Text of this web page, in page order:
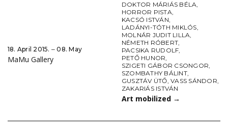
18. April 2015. ‒ 08. May
MaMu Gallery
DOKTOR MÁRIÁS BÉLA,
HORROR PISTA,
KACSÓ ISTVÁN,
LADÁNYI-TÓTH MIKLÓS,
MOLNÁR JUDIT LILLA,
NÉMETH RÓBERT,
PACSIKA RUDOLF,
PETŐ HUNOR,
SZIGETI GÁBOR CSONGOR,
SZOMBATHY BÁLINT,
GUSZTÁV ÜTŐ,VASS SÁNDOR,
ZAKARIÁS ISTVÁN
Art mobilized →